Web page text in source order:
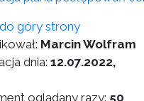
góry strony
Marcin Wolfram
dnia: 12.07.2022,
oglądany razy: 50